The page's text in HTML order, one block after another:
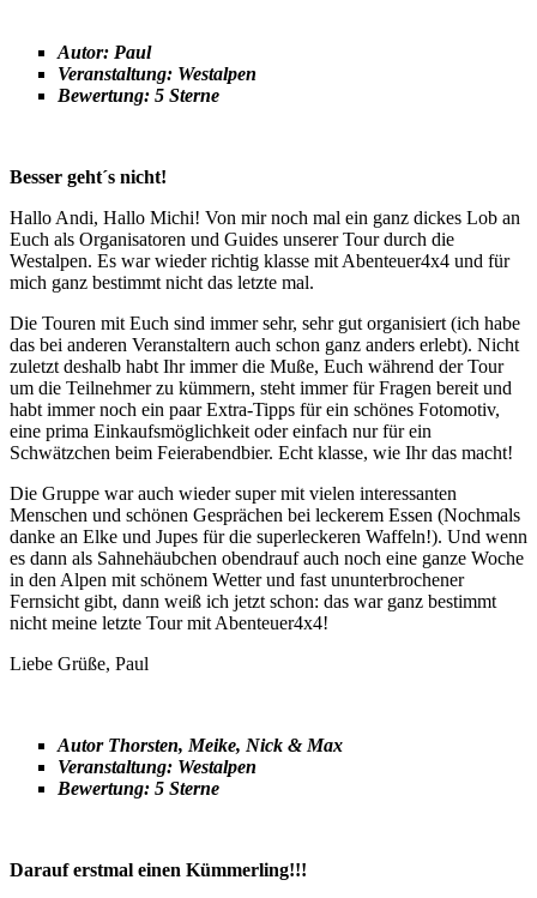
Autor: Paul
Veranstaltung: Westalpen
Bewertung: 5 Sterne
Besser geht´s nicht!
Hallo Andi, Hallo Michi! Von mir noch mal ein ganz dickes Lob an
Euch als Organisatoren und Guides unserer Tour durch die
Westalpen. Es war wieder richtig klasse mit Abenteuer4x4 und für
mich ganz bestimmt nicht das letzte mal.
Die Touren mit Euch sind immer sehr, sehr gut organisiert (ich habe
das bei anderen Veranstaltern auch schon ganz anders erlebt). Nicht
zuletzt deshalb habt Ihr immer die Muße, Euch während der Tour
um die Teilnehmer zu kümmern, steht immer für Fragen bereit und
habt immer noch ein paar Extra-Tipps für ein schönes Fotomotiv,
eine prima Einkaufsmöglichkeit oder einfach nur für ein
Schwätzchen beim Feierabendbier. Echt klasse, wie Ihr das macht!
Die Gruppe war auch wieder super mit vielen interessanten
Menschen und schönen Gesprächen bei leckerem Essen (Nochmals
danke an Elke und Jupes für die superleckeren Waffeln!). Und wenn
es dann als Sahnehäubchen obendrauf auch noch eine ganze Woche
in den Alpen mit schönem Wetter und fast ununterbrochener
Fernsicht gibt, dann weiß ich jetzt schon: das war ganz bestimmt
nicht meine letzte Tour mit Abenteuer4x4!
Liebe Grüße, Paul
Autor Thorsten, Meike, Nick & Max
Veranstaltung: Westalpen
Bewertung: 5 Sterne
Darauf erstmal einen Kümmerling!!!